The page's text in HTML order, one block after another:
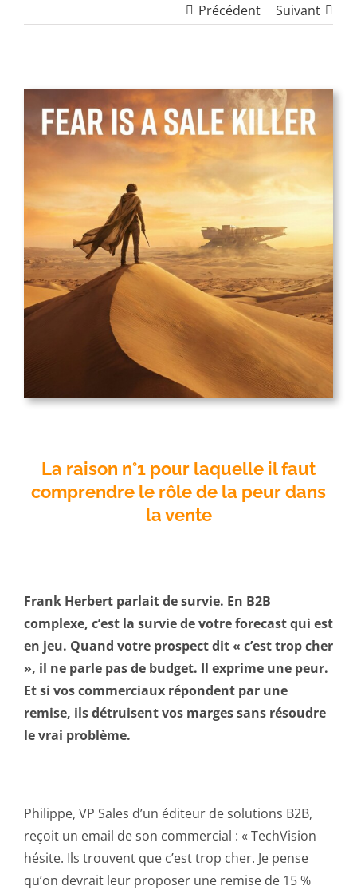
Précédent Suivant
La raison n°1 pour laquelle il faut
comprendre le rôle de la peur dans
la vente
Frank Herbert parlait de survie. En B2B
complexe, c’est la survie de votre forecast qui est
en jeu. Quand votre prospect dit « c’est trop cher
», il ne parle pas de budget. Il exprime une peur.
Et si vos commerciaux répondent par une
remise, ils détruisent vos marges sans résoudre
le vrai problème.
Philippe, VP Sales d’un éditeur de solutions B2B,
reçoit un email de son commercial : « TechVision
hésite. Ils trouvent que c’est trop cher. Je pense
qu’on devrait leur proposer une remise de 15 %